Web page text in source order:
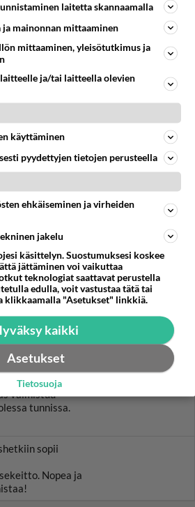
- kokeile
on
yön yli
Pakasta kakku,
tai makean
on tuhti
Syö riisin
valmistuu
tunnissa.
sopii
Nopea ja
laitetta skannaamalla
mainonnan mittaaminen
mittaaminen, yleisötutkimus ja
ja/tai laitteella olevien
käyttäminen
pyydettyjen tietojen perusteella
ehkäiseminen ja virheiden
jakelu
käsittelyn. Suostumuksesi koskee
jättäminen voi vaikuttaa
teknologiat saattavat perustella
edulla, voit vastustaa tätä tai
klikkaamalla "Asetukset" linkkiä.
kaikki
Asetukset
Tietosuoja